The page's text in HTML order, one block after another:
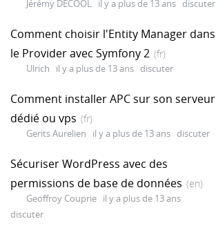
Jérémy DECOOL il y a plus de 13 ans discuter
Comment choisir l'Entity Manager dans
le Provider avec Symfony 2 (fr)
Ulrich il y a plus de 13 ans discuter
Comment installer APC sur son serveur
dédié ou vps (fr)
Gerits Aurelien il y a plus de 13 ans discuter
Sécuriser WordPress avec des
permissions de base de données (en)
Geoffroy Couprie il y a plus de 13 ans
discuter